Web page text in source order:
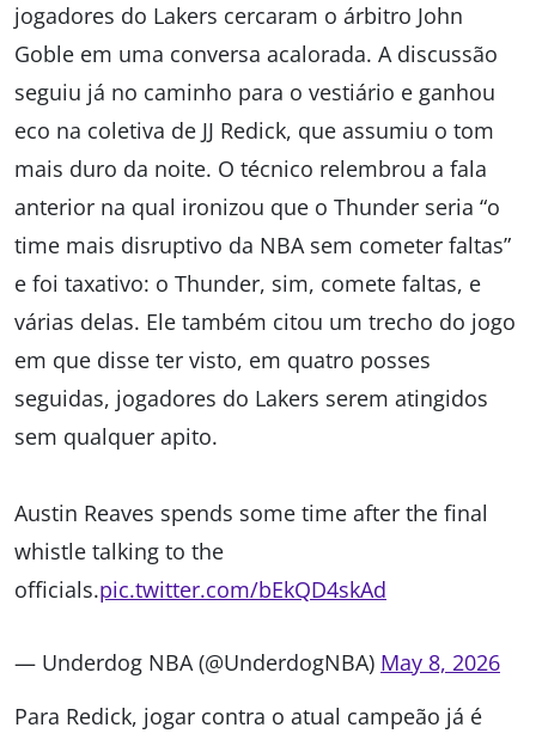
jogadores do Lakers cercaram o árbitro John
Goble em uma conversa acalorada. A discussão
seguiu já no caminho para o vestiário e ganhou
eco na coletiva de JJ Redick, que assumiu o tom
mais duro da noite. O técnico relembrou a fala
anterior na qual ironizou que o Thunder seria “o
time mais disruptivo da NBA sem cometer faltas”
e foi taxativo: o Thunder, sim, comete faltas, e
várias delas. Ele também citou um trecho do jogo
em que disse ter visto, em quatro posses
seguidas, jogadores do Lakers serem atingidos
sem qualquer apito.
Austin Reaves spends some time after the final
whistle talking to the
officials.pic.twitter.com/bEkQD4skAd
— Underdog NBA (@UnderdogNBA) May 8, 2026
Para Redick, jogar contra o atual campeão já é